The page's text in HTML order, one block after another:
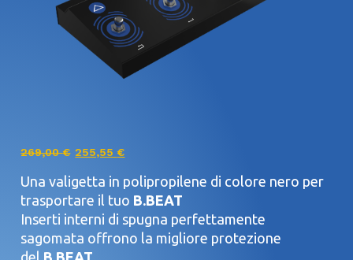
269,00€ 255,55 €
Una valigetta in polipropilene di colore nero per
trasportare il tuo B.BEAT
Inserti interni di spugna perfettamente
sagomata offrono la migliore protezione
del B.BEAT